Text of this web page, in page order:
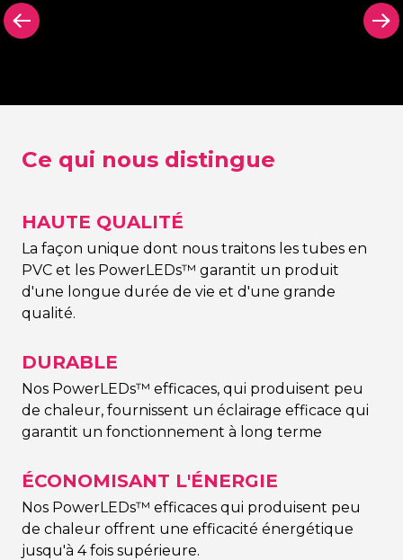
Signing
découpé
Signing
Ce qui nous distingue
HAUTE QUALITÉ
La façon unique dont nous traitons les tubes en
PVC et les PowerLEDs™ garantit un produit
d'une longue durée de vie et d'une grande
qualité.
DURABLE
Nos PowerLEDs™ efficaces, qui produisent peu
de chaleur, fournissent un éclairage efficace qui
garantit un fonctionnement à long terme
ÉCONOMISANT L'ÉNERGIE
Nos PowerLEDs™ efficaces qui produisent peu
de chaleur offrent une efficacité énergétique
jusqu'à 4 fois supérieure.